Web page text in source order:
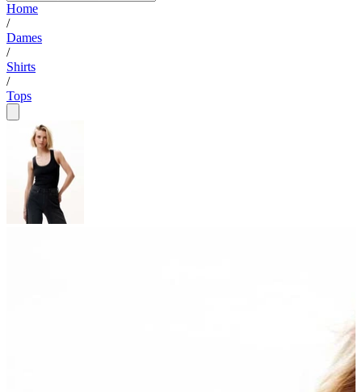
Home
/
Dames
/
Shirts
/
Tops